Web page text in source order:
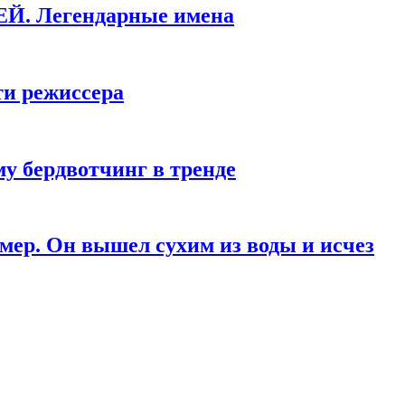
Легендарные имена
режиссера
бердвотчинг в тренде
Он вышел сухим из воды и исчез